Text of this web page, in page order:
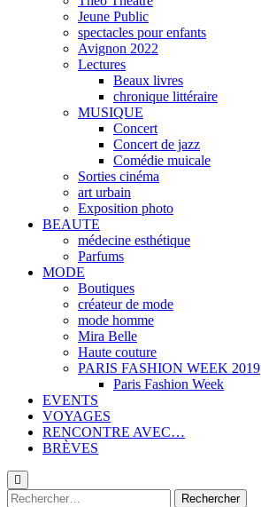
Jeune Public
spectacles pour enfants
Avignon 2022
Lectures
Beaux livres
chronique littéraire
MUSIQUE
Concert
Concert de jazz
Comédie muicale
Sorties cinéma
art urbain
Exposition photo
BEAUTE
médecine esthétique
Parfums
MODE
Boutiques
créateur de mode
mode homme
Mira Belle
Haute couture
PARIS FASHION WEEK 2019
Paris Fashion Week
EVENTS
VOYAGES
RENCONTRE AVEC…
BRÈVES
Rechercher :